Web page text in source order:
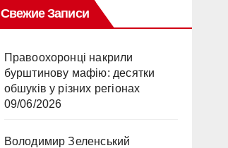
Свежие Записи
Правоохоронці накрили
бурштинову мафію: десятки
обшуків у різних регіонах
09/06/2026
Володимир Зеленський